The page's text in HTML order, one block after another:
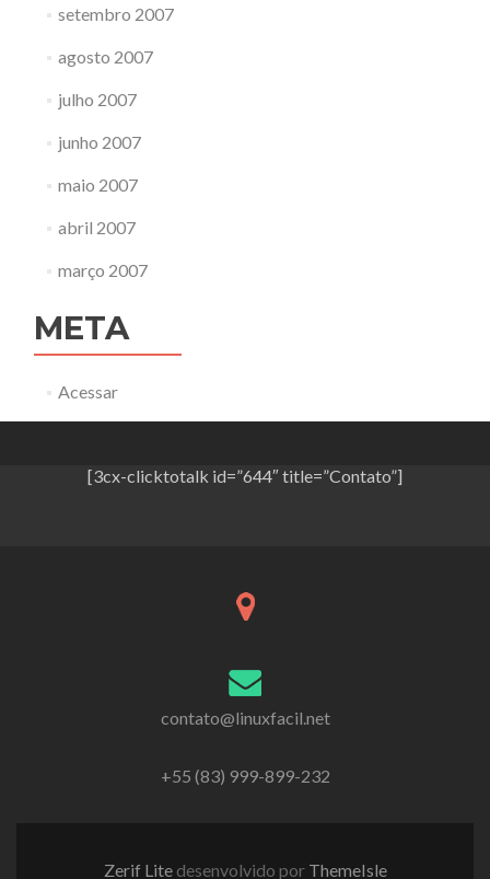
setembro 2007
agosto 2007
julho 2007
junho 2007
maio 2007
abril 2007
março 2007
META
Acessar
[3cx-clicktotalk id=”644″ title=”Contato”]
contato@linuxfacil.net
+55 (83) 999-899-232
Zerif Lite desenvolvido por ThemeIsle